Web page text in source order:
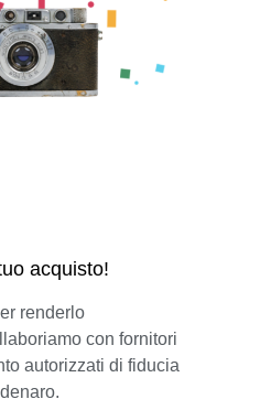
acquisto!
renderlo
con fornitori
autorizzati di fiducia